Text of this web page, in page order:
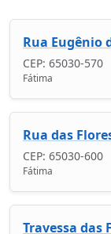
Rua Eugênio
CEP: 65030-570
Fátima
Rua das
CEP: 65030-600
Fátima
Travessa das